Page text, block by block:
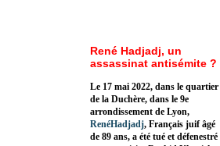
René Hadjadj, un
assassinat antisémite ?
Le 17 mai 2022, dans le quartier
de la Duchère, dans le 9e
arrondissement de Lyon,
RenéHadjadj, Français juif âgé
de 89 ans, a été tué et défenestré